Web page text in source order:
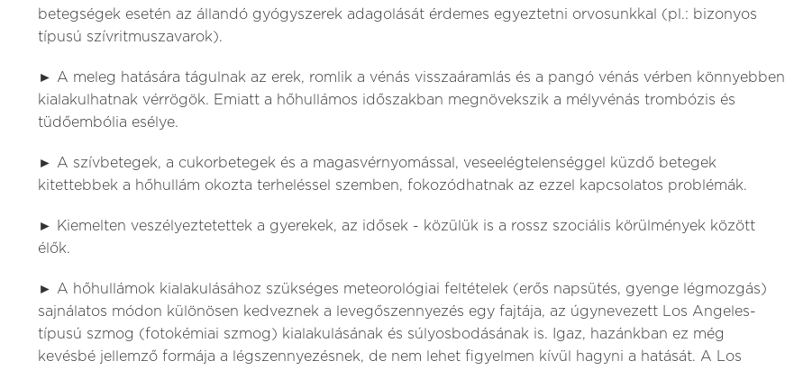
betegségek esetén az állandó gyógyszerek adagolását érdemes egyeztetni orvosunkkal (pl.: bizonyos
típusú szívritmuszavarok).
► A meleg hatására tágulnak az erek, romlik a vénás visszaáramlás és a pangó vénás vérben könnyebben
kialakulhatnak vérrögök. Emiatt a hőhullámos időszakban megnövekszik a mélyvénás trombózis és
tüdőembólia esélye.
► A szívbetegek, a cukorbetegek és a magasvérnyomással, veseelégtelenséggel küzdő betegek
kitettebbek a hőhullám okozta terheléssel szemben, fokozódhatnak az ezzel kapcsolatos problémák.
► Kiemelten veszélyeztetettek a gyerekek, az idősek - közülük is a rossz szociális körülmények között
élők.
► A hőhullámok kialakulásához szükséges meteorológiai feltételek (erős napsütés, gyenge légmozgás)
sajnálatos módon különösen kedveznek a levegőszennyezés egy fajtája, az úgynevezett Los Angeles-
típusú szmog (fotokémiai szmog) kialakulásának és súlyosbodásának is. Igaz, hazánkban ez még
kevésbé jellemző formája a légszennyezésnek, de nem lehet figyelmen kívül hagyni a hatását. A Los